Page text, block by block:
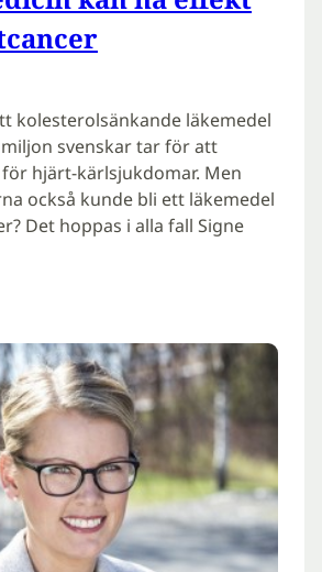
kolesterolsänkande läkemedel
svenskar tar för att
hjärt-kärlsjukdomar. Men
också kunde bli ett läkemedel
Det hoppas i alla fall Signe